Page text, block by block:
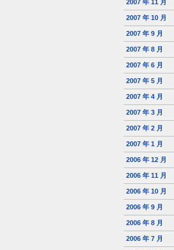
2007 年 11 月
2007 年 10 月
2007 年 9 月
2007 年 8 月
2007 年 6 月
2007 年 5 月
2007 年 4 月
2007 年 3 月
2007 年 2 月
2007 年 1 月
2006 年 12 月
2006 年 11 月
2006 年 10 月
2006 年 9 月
2006 年 8 月
2006 年 7 月